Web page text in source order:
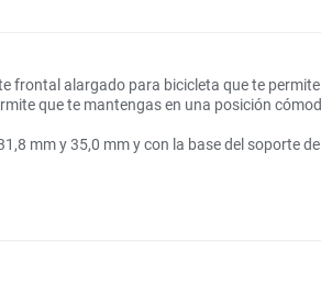
frontal alargado para bicicleta que te
que te mantengas en una posición
mm y 35,0 mm y con la base del soporte